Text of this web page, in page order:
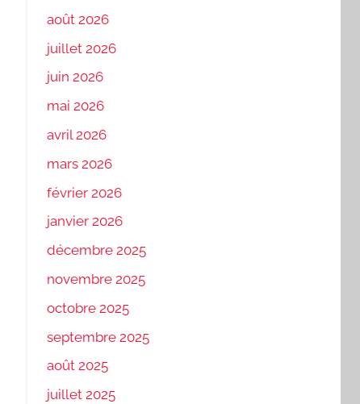
août 2026
juillet 2026
juin 2026
mai 2026
avril 2026
mars 2026
février 2026
janvier 2026
décembre 2025
novembre 2025
octobre 2025
septembre 2025
août 2025
juillet 2025